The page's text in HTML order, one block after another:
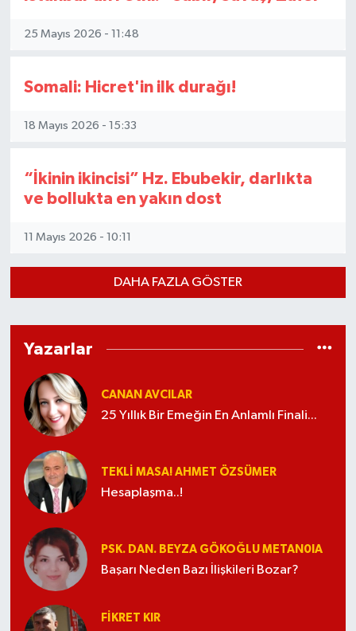
25 Mayıs 2026 - 11:48
Somali: Hicret'in ilk durağı!
18 Mayıs 2026 - 15:33
“İkinin ikincisi” Hz. Ebubekir, darlıkta
ve bollukta en yakın dost
11 Mayıs 2026 - 10:11
DAHA FAZLA GÖSTER
Yazarlar
CANAN AVCILAR
25 Yıllık Bir Emeğin En Anlamlı Finali...
TEKLI MASA! AHMET ÖZSÜMER
Hesaplaşma..!
PSK. DAN. BEYZA GÖKOĞLU METAN0IA
Başarı Neden Bazı İlişkileri Bozar?
FIKRET KIR